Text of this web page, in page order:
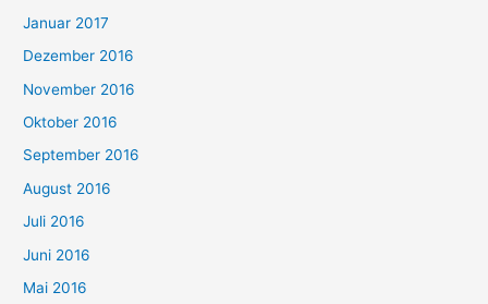
Januar 2017
Dezember 2016
November 2016
Oktober 2016
September 2016
August 2016
Juli 2016
Juni 2016
Mai 2016